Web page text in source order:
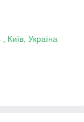
Київ, Україна